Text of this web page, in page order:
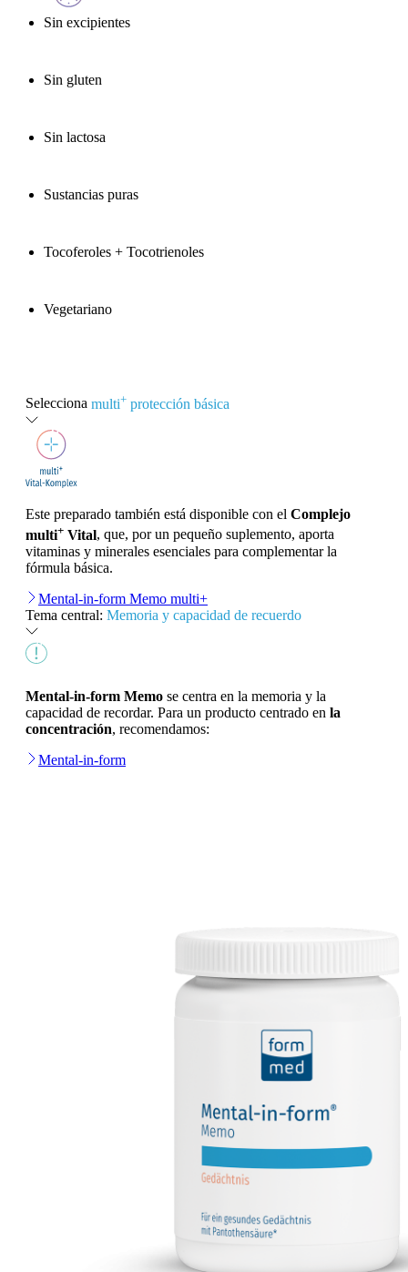
Sin excipientes
Sin gluten
Sin lactosa
Sustancias puras
Tocoferoles + Tocotrienoles
Vegetariano
Selecciona multi+ protección básica
Este preparado también está disponible con el Complejo
multi+ Vital, que, por un pequeño suplemento, aporta
vitaminas y minerales esenciales para complementar la
fórmula básica.
Mental-in-form Memo multi+
Tema central: Memoria y capacidad de recuerdo
Mental-in-form Memo se centra en la memoria y la
capacidad de recordar. Para un producto centrado en la
concentración, recomendamos:
Mental-in-form